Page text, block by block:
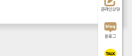
온라인상담
블로그